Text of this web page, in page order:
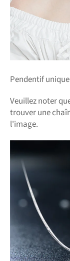
Pendentif
Veuillez noter
trouver une
l'image.